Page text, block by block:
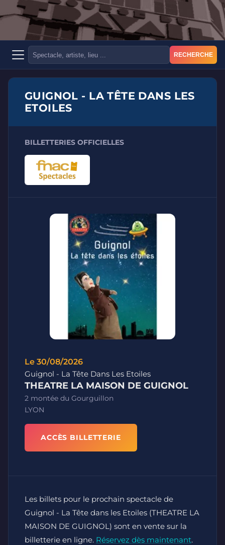
RECHERCHE
GUIGNOL - LA TÊTE DANS LES
ETOILES
BILLETTERIES OFFICIELLES
Le 30/08/2026
Guignol - La Tête Dans Les Etoiles
THEATRE LA MAISON DE GUIGNOL
2 montée du Gourguillon
LYON
ACCÈS BILLETTERIE
Les billets pour le prochain spectacle de
Guignol - La Tête dans les Etoiles (THEATRE LA
MAISON DE GUIGNOL) sont en vente sur la
billetterie en ligne. Réservez dès maintenant.